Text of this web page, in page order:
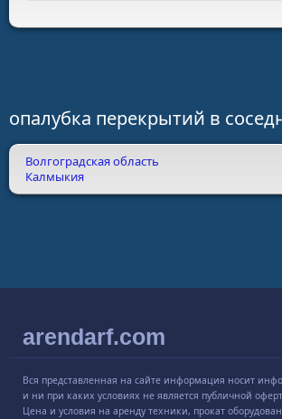
опалубка перекрытий в
Волгоградская область
Калмыкия
arendarf.com
Вся представленная на сайте информация носит
и ни при каких условиях не является публичной
Цена и условия на аренду техники, прокат